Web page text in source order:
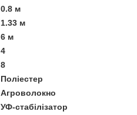
0.8 м
1.33 м
6 м
4
8
Поліестер
Агроволокно
УФ-стабілізатор